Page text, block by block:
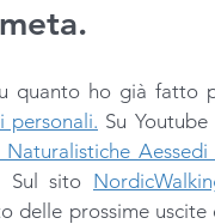
quanto ho già fatto
personali. Su
Naturalistiche Aessedi
Sul sito